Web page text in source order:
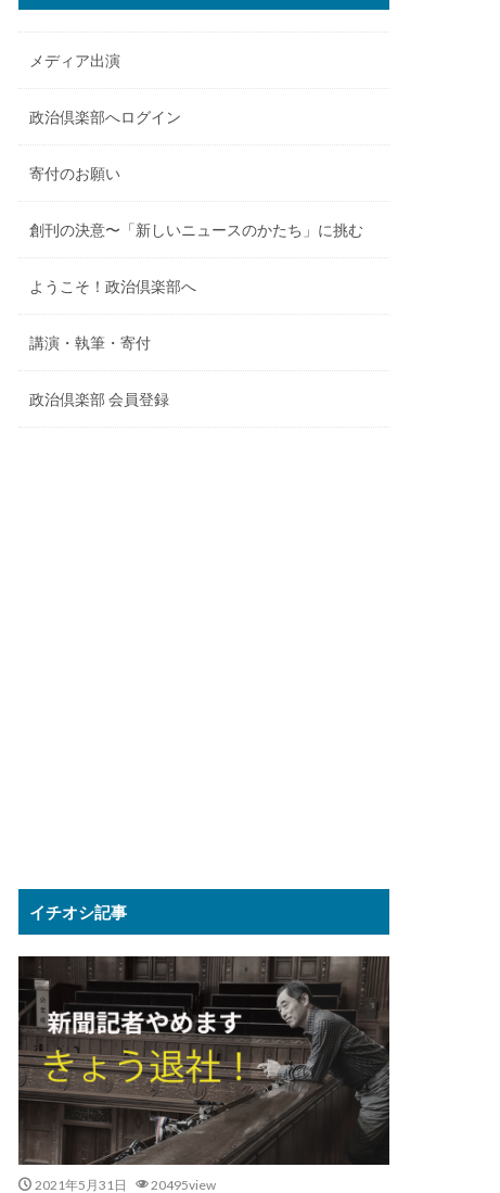
メディア出演
政治倶楽部へログイン
寄付のお願い
創刊の決意〜「新しいニュースのかたち」に挑む
ようこそ！政治倶楽部へ
講演・執筆・寄付
政治倶楽部 会員登録
イチオシ記事
2021年5月31日 20495view